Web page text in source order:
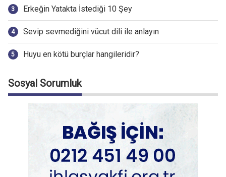
Erkeğin Yatakta İstediği 10 Şey
Sevip sevmediğini vücut dili ile anlayın
Huyu en kötü burçlar hangileridir?
Sosyal Sorumluk